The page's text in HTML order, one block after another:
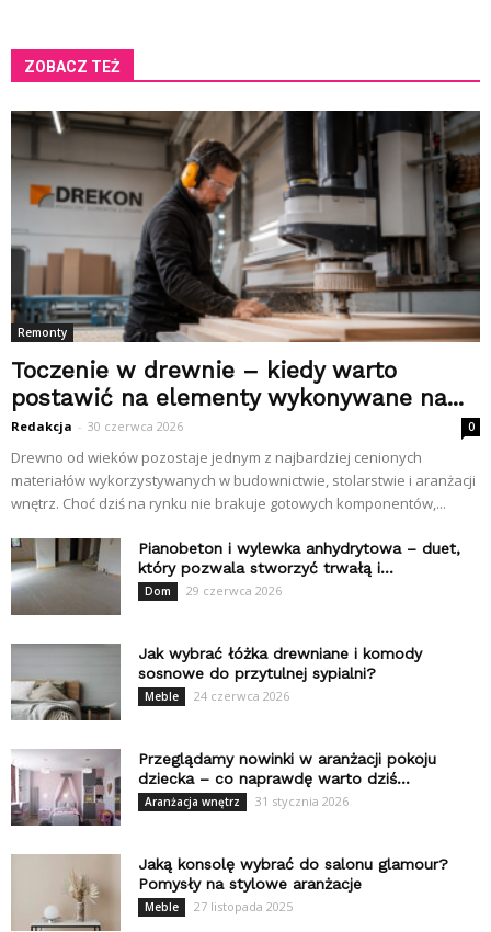
ZOBACZ TEŻ
Remonty
Toczenie w drewnie – kiedy warto
postawić na elementy wykonywane na...
Redakcja - 30 czerwca 2026 0
Drewno od wieków pozostaje jednym z najbardziej cenionych
materiałów wykorzystywanych w budownictwie, stolarstwie i aranżacji
wnętrz. Choć dziś na rynku nie brakuje gotowych komponentów,...
Pianobeton i wylewka anhydrytowa – duet,
który pozwala stworzyć trwałą i...
Dom 29 czerwca 2026
Jak wybrać łóżka drewniane i komody
sosnowe do przytulnej sypialni?
Meble 24 czerwca 2026
Przeglądamy nowinki w aranżacji pokoju
dziecka – co naprawdę warto dziś...
Aranżacja wnętrz 31 stycznia 2026
Jaką konsolę wybrać do salonu glamour?
Pomysły na stylowe aranżacje
Meble 27 listopada 2025